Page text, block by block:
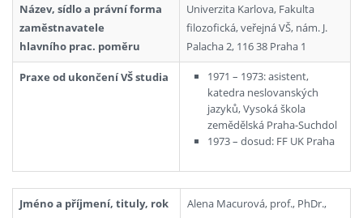
Název, sídlo a právní forma
zaměstnavatele
hlavního prac. poměru
Univerzita Karlova, Fakulta
filozofická, veřejná VŠ, nám. J.
Palacha 2, 116 38 Praha 1
Praxe od ukončení VŠ studia
1971 – 1973: asistent,
katedra neslovanských
jazyků, Vysoká škola
zemědělská Praha-Suchdol
1973 – dosud: FF UK Praha
Jméno a příjmení, tituly, rok
Alena Macurová, prof., PhDr.,